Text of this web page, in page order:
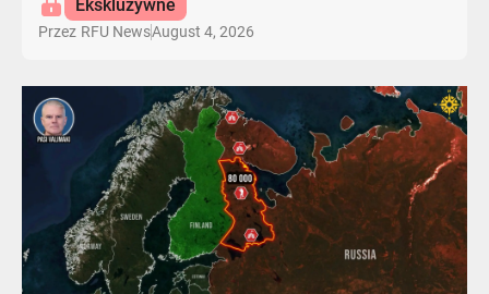
Ekskluzywne
Przez RFU NewsAugust 4, 2026